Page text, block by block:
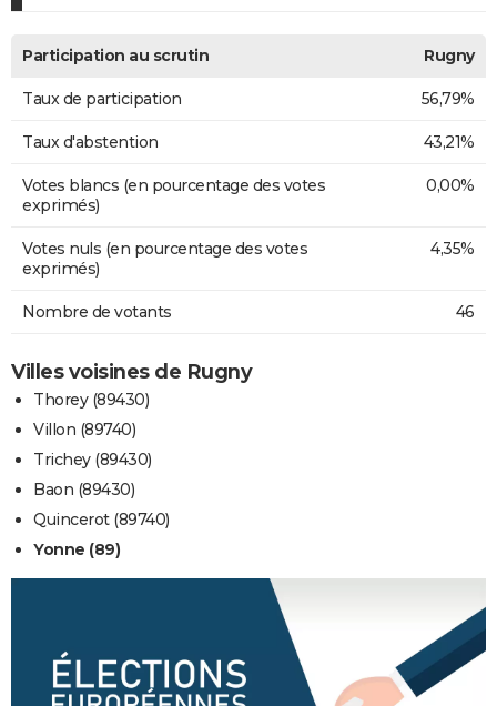
Participation au scrutin Rugny
Taux de participation 56,79%
Taux d'abstention 43,21%
Votes blancs (en pourcentage des votes
exprimés)
0,00%
Votes nuls (en pourcentage des votes
exprimés)
4,35%
Nombre de votants 46
Villes voisines de Rugny
Thorey (89430)
Villon (89740)
Trichey (89430)
Baon (89430)
Quincerot (89740)
Yonne (89)